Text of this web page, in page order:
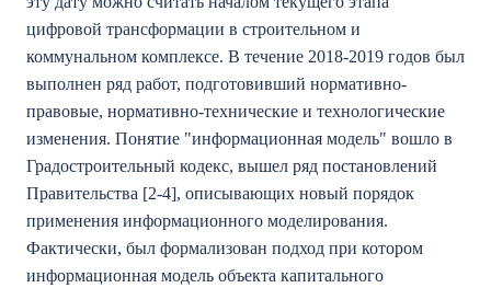
цифровой трансформации в строительном и
коммунальном комплексе. В течение 2018-2019 годов был
выполнен ряд работ, подготовивший нормативно-
правовые, нормативно-технические и технологические
изменения. Понятие "информационная модель" вошло в
Градостроительный кодекс, вышел ряд постановлений
Правительства [2-4], описывающих новый порядок
применения информационного моделирования.
Фактически, был формализован подход при котором
информационная модель объекта капитального